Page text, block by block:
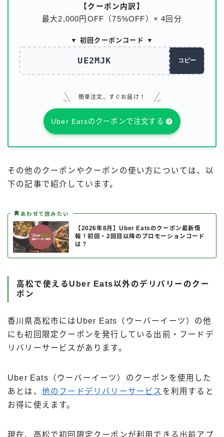
【クーポン内訳】
最大2,000円OFF（75%OFF）× 4回分
▼ 初回クーポンコード ▼
UE2MJK コピー
簡単注文、すぐお届け！
Uber Eatsのクーポンで注文する
その他のクーポンやクーポンの使い方については、以
下の記事で紹介しています。
あわせて読みたい
【2026年8月】Uber Eatsのクーポン最新情
報！初回・2回目以降のプロモーションコード
は？
高松で使えるUber Eats以外のデリバリーのクー
ポン
香川県高松市にはUber Eats（ウーバーイーツ）の他
にも初回限定クーポンを発行している出前・フードデ
リバリーサービスがあります。
Uber Eats（ウーバーイーツ）のクーポンを使用した
あとは、 他のフードデリバリーサービス を利用すると
お得に使えます。
現在、高松で初回限定クーポンが利用できる出前アプ